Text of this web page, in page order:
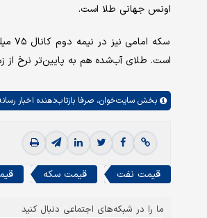
اونس جهانی طلا است.
است. طلای آب‌شده هم به پایین‌تر نرخ از زمان شروع جنگ
بخش سایت‌خوان، صرفا بازتاب‌دهنده اخبار
قیمت نفت قیمت سکه
ما را در شبکه‌های اجتماعی دنبال کنید